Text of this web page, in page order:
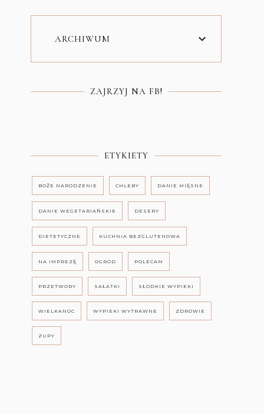
ARCHIWUM
ZAJRZYJ NA FB!
ETYKIETY
BOŻE NARODZENIE CHLEBY DANIE MIĘSNE
DANIE WEGETARIAŃSKIE DESERY
DIETETYCZNE KUCHNIA BEZGLUTENOWA
NA IMPREZĘ OGRÓD POLECAM
PRZETWORY SAŁATKI SŁODKIE WYPIEKI
WIELKANOC WYPIEKI WYTRAWNE ZDROWIE
ZUPY